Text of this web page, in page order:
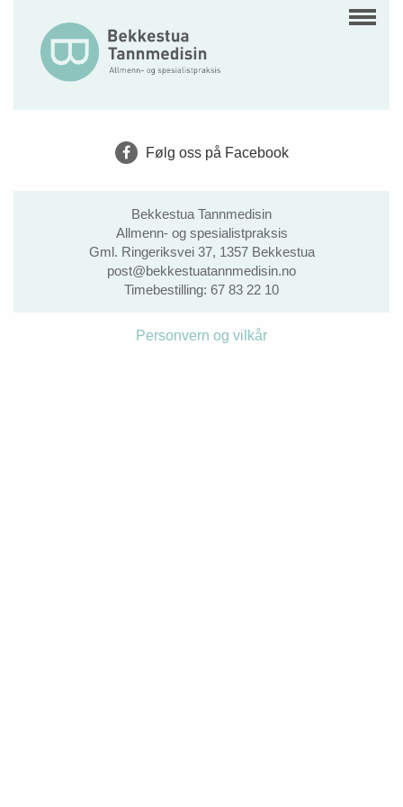
Følg oss på Facebook
Bekkestua Tannmedisin
Allmenn- og spesialistpraksis
Gml. Ringeriksvei 37, 1357 Bekkestua
post@bekkestuatannmedisin.no
Timebestilling: 67 83 22 10
Personvern og vilkår